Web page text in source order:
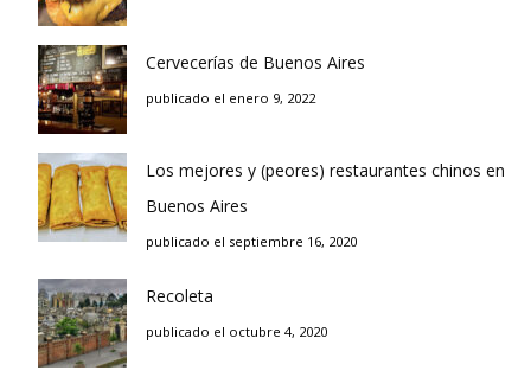
Cervecerías de Buenos Aires
publicado el enero 9, 2022
Los mejores y (peores) restaurantes chinos en
Buenos Aires
publicado el septiembre 16, 2020
Recoleta
publicado el octubre 4, 2020